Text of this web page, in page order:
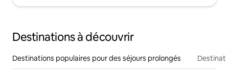
Destinations à découvrir
Destinations populaires pour des séjours prolongés